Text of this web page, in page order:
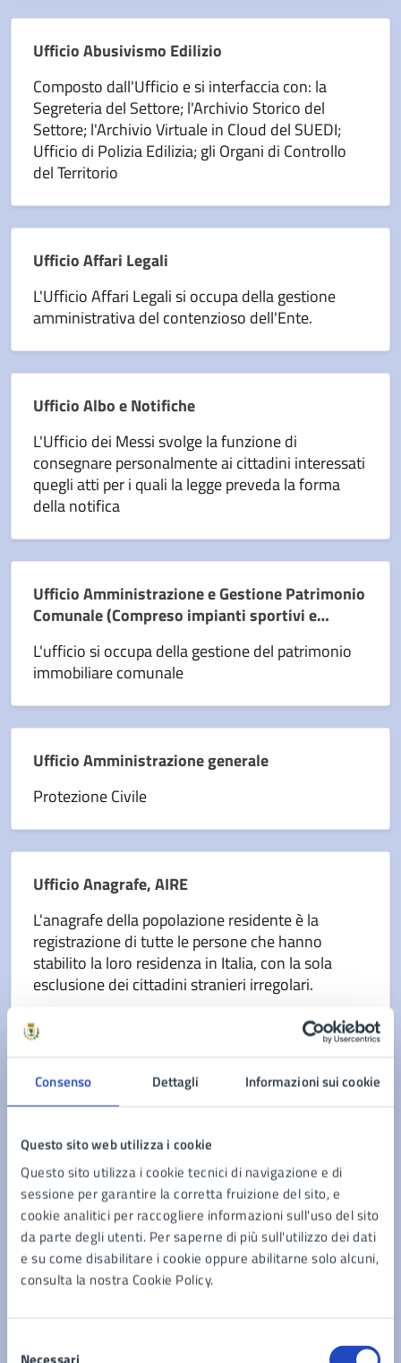
Consenso Dettagli Informazioni sui cookie
Questo sito web utilizza i cookie
Questo sito utilizza i cookie tecnici di navigazione e di
sessione per garantire la corretta fruizione del sito, e
cookie analitici per raccogliere informazioni sull'uso del sito
da parte degli utenti. Per saperne di più sull'utilizzo dei dati
e su come disabilitare i cookie oppure abilitarne solo alcuni,
consulta la nostra Cookie Policy.
Ufficio Abusivismo Edilizio
Composto dall'Ufficio e si interfaccia con: la
Segreteria del Settore; l'Archivio Storico del
Settore; l'Archivio Virtuale in Cloud del SUEDI;
Ufficio di Polizia Edilizia; gli Organi di Controllo
del Territorio
Ufficio Affari Legali
L'Ufficio Affari Legali si occupa della gestione
amministrativa del contenzioso dell'Ente.
Ufficio Albo e Notifiche
L'Ufficio dei Messi svolge la funzione di
consegnare personalmente ai cittadini interessati
quegli atti per i quali la legge preveda la forma
della notifica
Ufficio Amministrazione e Gestione Patrimonio
Comunale (Compreso impianti sportivi e
L'ufficio si occupa della gestione del patrimonio
immobiliare comunale
Ufficio Amministrazione generale
Protezione Civile
Ufficio Anagrafe, AIRE
L'anagrafe della popolazione residente è la
registrazione di tutte le persone che hanno
stabilito la loro residenza in Italia, con la sola
esclusione dei cittadini stranieri irregolari.
Ufficio Appalti
L'Ufficio Appalti fa parte del Settore V – Lavori
Ufficio atti amministrativi, CUDE mezzi tecnici
Gestione economica del Settore; predisposizione
bilancio e PEG; gestione attrezzature e mezzi del
Settore con approvigionamenti; Tesserini CUDE